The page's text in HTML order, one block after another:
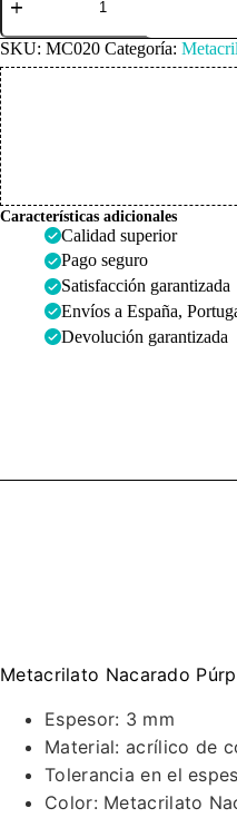
Ópalo
3mm
cantidad
SKU: MC020 Categoría:
Características adicionales
Calidad superior
Pago seguro
Satisfacción garantizada
Envíos a España,
Devolución garantizada
Metacrilato Nacarado
Espesor: 3 mm
Material: acrílico de
Tolerancia en el
Color: Metacrilato